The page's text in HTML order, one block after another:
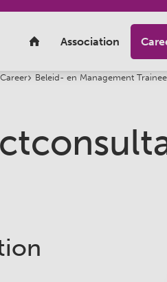
Career Beleid- en Management